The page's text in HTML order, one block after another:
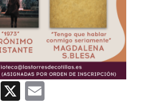
Facebook
X